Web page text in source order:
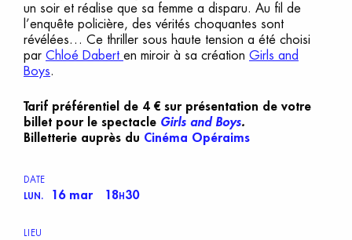
un soir et réalise que sa femme a disparu. Au fil de
l’enquête policière, des vérités choquantes sont
révélées… Ce thriller sous haute tension a été choisi
par Chloé Dabert en miroir à sa création Girls and
Boys.
Tarif préférentiel de 4 € sur présentation de votre
billet pour le spectacle Girls and Boys.
Billetterie auprès du Cinéma Opéraims
DATE
LUN.
16 mar 18H 30
LIEU